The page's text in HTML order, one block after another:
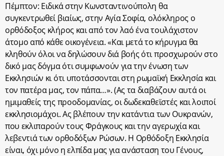
Πέμπτον: Ειδικά στην Κωνσταντινούπολη θα
συγκεντρωθεί βιαίως, στην Αγία Σοφία, ολόκληρος ο
ορθόδοξος κλήρος και από τον λαό ένα τουλάχιστον
άτομο από κάθε οικογένεια. «Και μετά το κήρυγμα θα
κληθούν όλοι να δηλώσουν διά βοής ότι προσχωρούν στο
δικό μας δόγμα ότι συμφωνούν για την ένωση των
Εκκλησιών κι ότι υποτάσσονται στη ρωμαϊκή Εκκλησία και
τον πατέρα μας, τον πάπα…». (Ας τα διαβάζουν αυτά οι
ημιμαθείς της προοδομανίας, οι δωδεκαθεϊστές και λοιποί
εκκλησιομάχοι. Ας βλέπουν την κατάντια των Ουκρανών,
που εκλιπαρούν τους Φράγκους και την αγερωχία και
λεβεντιά των ορθοδόξων Ρώσων. Η Ορθόδοξη Εκκλησία
είναι, όχι μόνο η ελπίδα μας για ανάσταση του Γένους,